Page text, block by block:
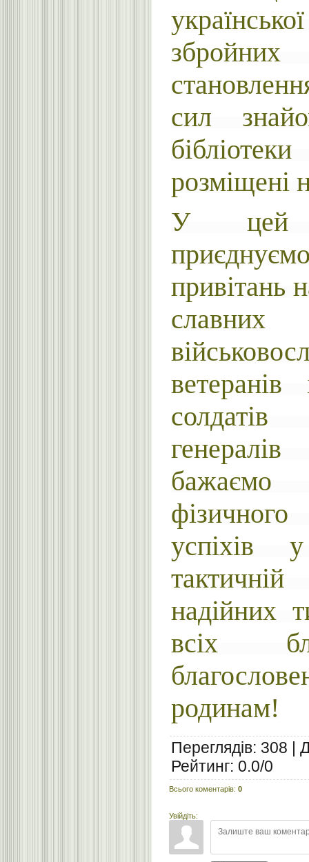
сил
розміщені
У цей
привітань
славних
ветеранів
успіхів
надійних
всіх
родинам!
Переглядів: 308 |
Рейтинг: 0.0/0
Всього коментарів: 0
Увійдіть: